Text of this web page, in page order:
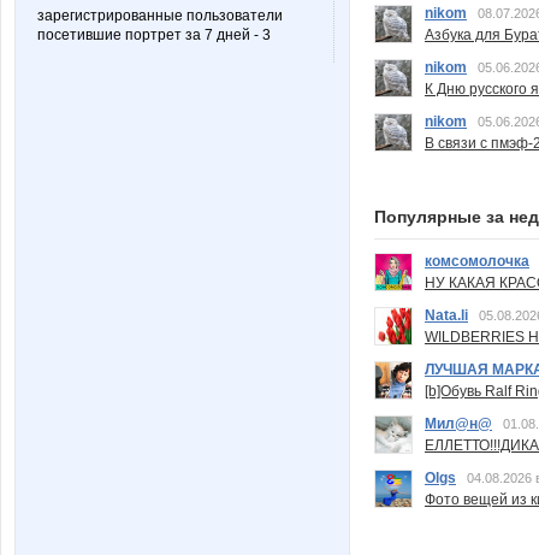
зарегистрированные пользователи
посетившие портрет за 7 дней - 3
nikom
Азбука для
nikom
К Дню русского
nikom
В связи с пмэф-
Популярные за
комсомолочка
НУ КАКАЯ
Nata.li
ЛУЧШАЯ
[b]Обувь Ralf
Мил@н@
Olgs
04.08.2026
Фото вещей из